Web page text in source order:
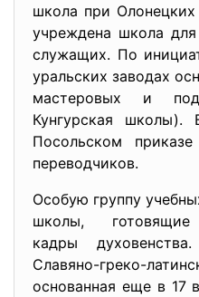
школа при Олонецких
учреждена школа
служащих. По
уральских заводах
мастеровых и
Кунгурская
Посольском
переводчиков.
Особую группу
школы, готовящие
кадры
Славяно-греко-
основанная еще в 17